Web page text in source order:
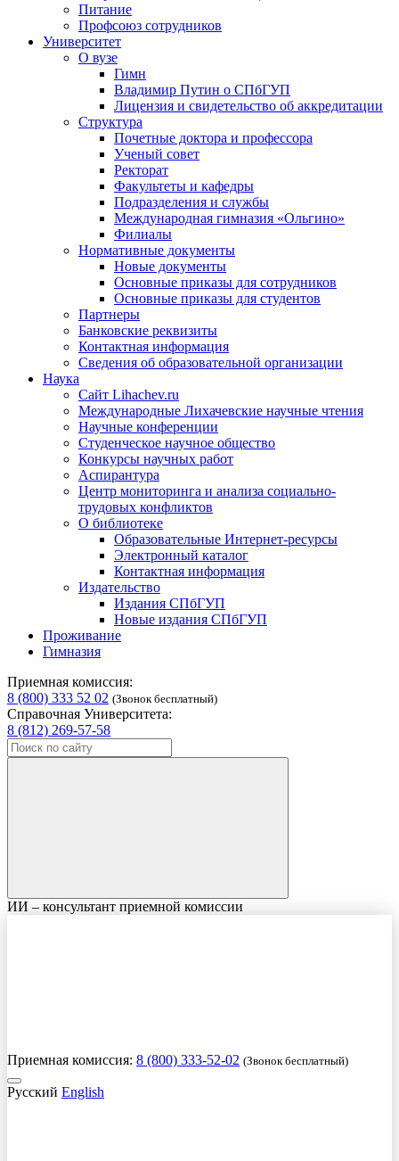
Питание
Профсоюз сотрудников
Университет
О вузе
Гимн
Владимир Путин о СПбГУП
Лицензия и свидетельство об аккредитации
Структура
Почетные доктора и профессора
Ученый совет
Ректорат
Факультеты и кафедры
Подразделения и службы
Международная гимназия «Ольгино»
Филиалы
Нормативные документы
Новые документы
Основные приказы для сотрудников
Основные приказы для студентов
Партнеры
Банковские реквизиты
Контактная информация
Сведения об образовательной организации
Наука
Сайт Lihachev.ru
Международные Лихачевские научные чтения
Научные конференции
Студенческое научное общество
Конкурсы научных работ
Аспирантура
Центр мониторинга и анализа социально-
трудовых конфликтов
О библиотеке
Образовательные Интернет-ресурсы
Электронный каталог
Контактная информация
Издательство
Издания СПбГУП
Новые издания СПбГУП
Проживание
Гимназия
Приемная комиссия:
8 (800) 333 52 02 (Звонок бесплатный)
Справочная Университета:
8 (812) 269-57-58
ИИ – консультант приемной комиссии
Приемная комиссия: 8 (800) 333-52-02 (Звонок бесплатный)
Русский English